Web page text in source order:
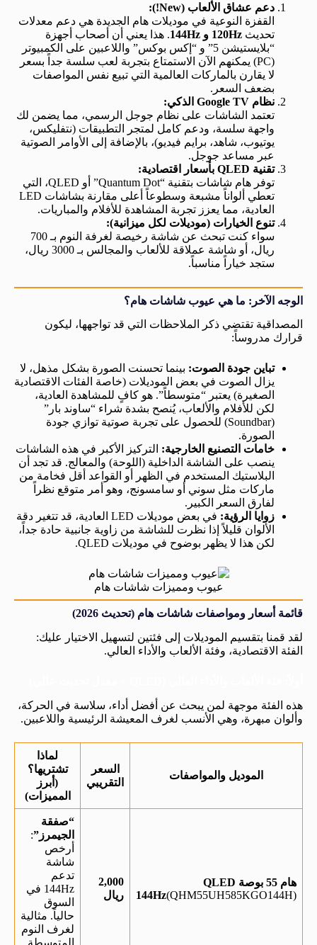
دعم عشاق الألعاب (New!):
القفزة النوعية في موديلات هام الجديدة هي دعم معدلات
تحديث 120Hz و 144Hz
. هذا يعني أن أصحاب أجهزة
“بلايستيشن 5” و “إكس بوكس” واللاعبين على الكمبيوتر
(PC) يمكنهم الآن الاستمتاع بتجربة لعب سلسة جداً بسعر
لا يقارن بالماركات العالمية التي تبيع نفس المواصفات
بضعف السعر.
نظام Google TV الذكي:
تعتمد الشاشات على نظام جوجل الرسمي، مما يضمن لك
واجهة سلسة، ودعم كامل لمتجر التطبيقات (نتفليكس،
يوتيوب، شاهد، برايم فيديو)، بالإضافة إلى الأوامر الصوتية
عبر مساعد جوجل.
تقنية QLED بأسعار اقتصادية:
توفر هام شاشات بتقنية “Quantum Dot” أو QLED، التي
تعطي ألواناً مشبعة وسطوعاً أعلى مقارنة بشاشات LED
العادية، مما يعزز تجربة المشاهدة للأفلام والمباريات.
تنوع الخيارات (موديلات لكل ميزانية):
سواء كنت تبحث عن شاشة رخيصة لغرفة النوم بـ 700
ريال، أو شاشة عملاقة للألعاب والمجالس بـ 3000 ريال،
ستجد خياراً مناسباً.
الوجه الآخر: ما هي عيوب شاشات هام؟
المصداقية تقتضي ذكر الملاحظات التي قد تواجهها، ليكون
قرارك مدروساً:
تباين جودة الصوت: بينما تحسنت الصورة بشكل مذهل، لا
يزال الصوت في بعض الموديلات (خاصة الفئات الاقتصادية
الصغيرة) يعتبر “متوسطاً”. هو كافٍ للمشاهدة العادية،
لكن للأفلام والألعاب، يُنصح بشدة شراء “ساوند بار”
(Soundbar) للحصول على تجربة صوتية توازي جودة
الصورة.
خامات التصنيع الخارجية: التركيز الأكبر في هذه الشاشات
ينصب على الشاشة الداخلية (اللوحة) والمعالج. قد تجد أن
البلاستيك المستخدم في الظهر أو القواعد أقل فخامة من
ماركات مثل سوني أو سامسونج، وهو أمر متوقع نظراً
لفارق السعر الكبير.
زوايا الرؤية:
في بعض موديلات LED العادية، قد تتغير دقة
الألوان قليلاً إذا نظرت للشاشة من زاوية جانبية حادة جداً،
لكن هذا لا يظهر بوضوح في موديلات QLED.
عيوب ومميزات شاشات هام
قائمة أسعار ومواصفات شاشات هام (تحديث 2026)
لقد قمنا بتقسيم الموديلات إلى فئتين لتسهيل الاختيار عليك:
الفئة الاقتصادية، وفئة الألعاب والأداء العالي.
هذه الفئة موجهة لمن يبحث عن أفضل أداء، سلاسة في الحركة،
وألوان مبهرة، وهي الأنسب لغرف المعيشة الرئيسية واللاعبين.
الموديل والمواصفات
السعر
التقريبي
لماذا
تشتريها؟
(أبرز
المميزات)
هام 55 بوصة QLED
144Hz(QHM55UH585KGO144H)
2,000
ريال
“صفقة
الجيمرز”:
أرخص
شاشة
تدعم
144Hz في
السوق
حالياً. مثالية
لغرف النوم
المتوسطة